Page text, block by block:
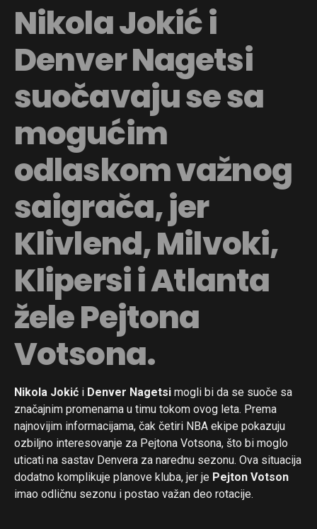
Nikola Jokić i
Denver Nagetsi
suočavaju se sa
mogućim
odlaskom važnog
saigrača, jer
Klivlend, Milvoki,
Klipersi i Atlanta
žele Pejtona
Votsona.
Nikola Jokić i Denver Nagetsi mogli bi da se suoče sa
značajnim promenama u timu tokom ovog leta. Prema
najnovijim informacijama, čak četiri NBA ekipe pokazuju
ozbiljno interesovanje za Pejtona Votsona, što bi moglo
uticati na sastav Denvera za narednu sezonu. Ova situacija
dodatno komplikuje planove kluba, jer je Pejton Votson
imao odličnu sezonu i postao važan deo rotacije.